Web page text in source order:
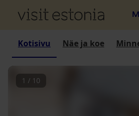
Kotisivu Näe ja koe
1 / 10